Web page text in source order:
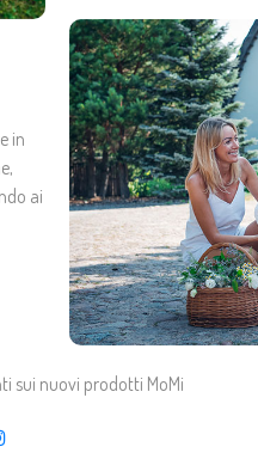
in
ai
sui nuovi prodotti MoMi